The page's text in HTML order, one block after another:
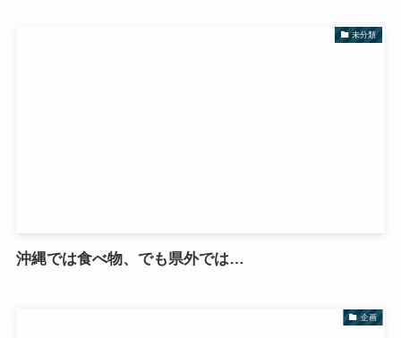
未分類
沖縄では食べ物、でも県外では…
企画